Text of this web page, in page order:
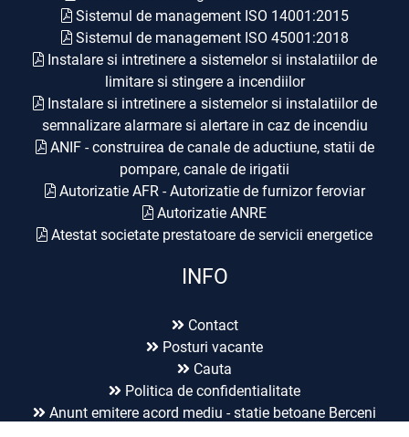
Sistemul de management ISO 14001:2015
Sistemul de management ISO 45001:2018
Instalare si intretinere a sistemelor si instalatiilor de
limitare si stingere a incendiilor
Instalare si intretinere a sistemelor si instalatiilor de
semnalizare alarmare si alertare in caz de incendiu
ANIF - construirea de canale de aductiune, statii de
pompare, canale de irigatii
Autorizatie AFR - Autorizatie de furnizor feroviar
Autorizatie ANRE
Atestat societate prestatoare de servicii energetice
INFO
Contact
Posturi vacante
Cauta
Politica de confidentialitate
Anunt emitere acord mediu - statie betoane Berceni